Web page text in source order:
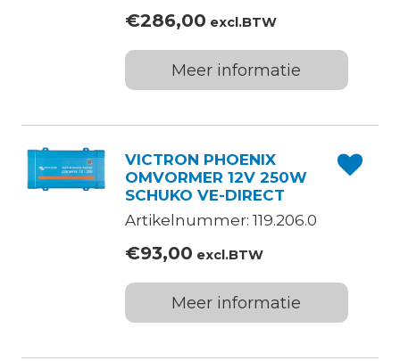
€286,00 excl.BTW
Meer informatie
VICTRON PHOENIX
OMVORMER 12V 250W
SCHUKO VE-DIRECT
Artikelnummer: 119.206.0
€93,00 excl.BTW
Meer informatie